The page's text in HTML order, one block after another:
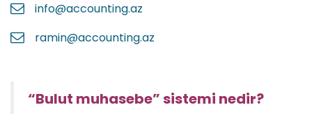
info@accounting.az
ramin@accounting.az
“Bulut muhasebe” sistemi nedir?